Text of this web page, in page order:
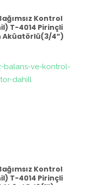
Kontrol
T-4014 Pirinçli
Aküatörlü(3/4”)
Kontrol
T-4014 Pirinçli